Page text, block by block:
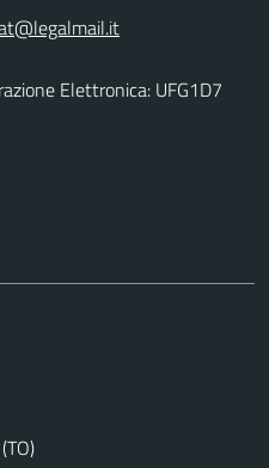
Elettronica: UFG1D7